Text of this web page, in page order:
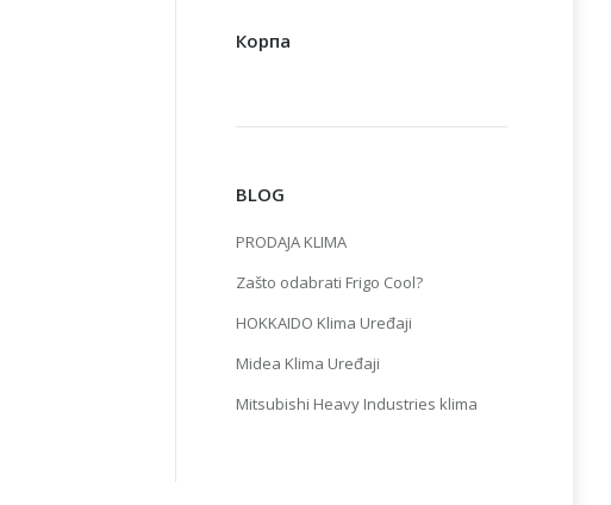
Корпа
BLOG
PRODAJA KLIMA
Zašto odabrati Frigo Cool?
HOKKAIDO Klima Uređaji
Midea Klima Uređaji
Mitsubishi Heavy Industries klima